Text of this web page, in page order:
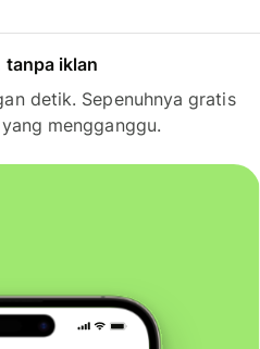
tanpa iklan
detik. Sepenuhnya gratis
mengganggu.